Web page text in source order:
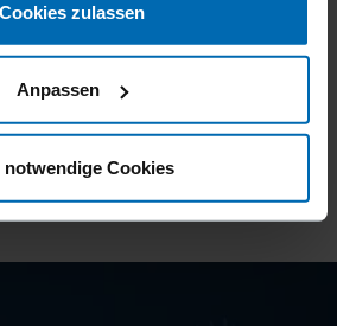
Cookies zulassen
Anpassen
notwendige Cookies